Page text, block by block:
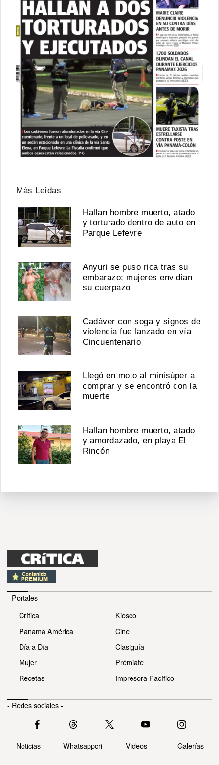
Más Leídas
Hallan hombre muerto, atado
y torturado dentro de auto en
Parque Lefevre
Anyuri se puso rica tras su
embarazo; mujeres envidian
su cuerpazo
Cadáver con soga y signos de
violencia fue lanzado en vía
Cincuentenario
Llegó en moto al minisúper a
comprar y se encontró con la
muerte
Hallan hombre muerto, atado
y amordazado, en playa El
Rincón
- Portales -
Crítica
Panamá América
Día a Día
Mujer
Recetas
Kiosco
Cine
Clasiguía
Prémiate
Impresora Pacífico
- Redes sociales -
Noticias Whatsappcri Videos Galerías